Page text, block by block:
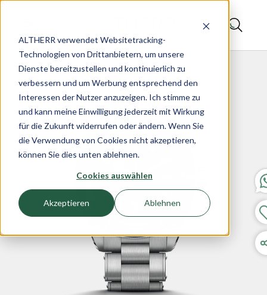
ALTHERR verwendet Websitetracking-
Technologien von Drittanbietern, um unsere
Dienste bereitzustellen und kontinuierlich zu
verbessern und um Werbung entsprechend den
Interessen der Nutzer anzuzeigen. Ich stimme zu
und kann meine Einwilligung jederzeit mit Wirkung
für die Zukunft widerrufen oder ändern. Wenn Sie
die Verwendung von Cookies nicht akzeptieren,
können Sie dies unten ablehnen.
Cookies auswählen
Akzeptieren Ablehnen